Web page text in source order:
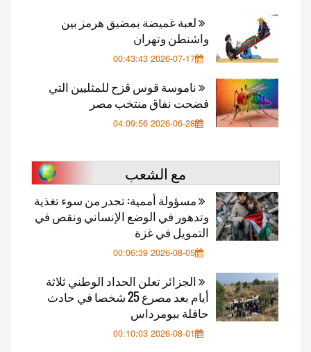
لعبة غميضة بمضيق هرمز بين
واشنطن وتهران
2026-07-17 00:43:43
ناموسة قوس قزح للمثليين التي
فضحت نفاق منتخب مصر
2026-06-28 04:09:56
مع الشعب
مسؤولة أممية: تحدر من سوء تغذية
وتدهور في الوضع الإنساني ونقص في
التمويل في غزة
2026-08-05 00:06:39
الجزائر تعلن الحداد الوطني ثلاثة
أيام بعد مصرع 25 شخصا في حادث
حافلة ببومرداس
2026-08-01 00:10:03